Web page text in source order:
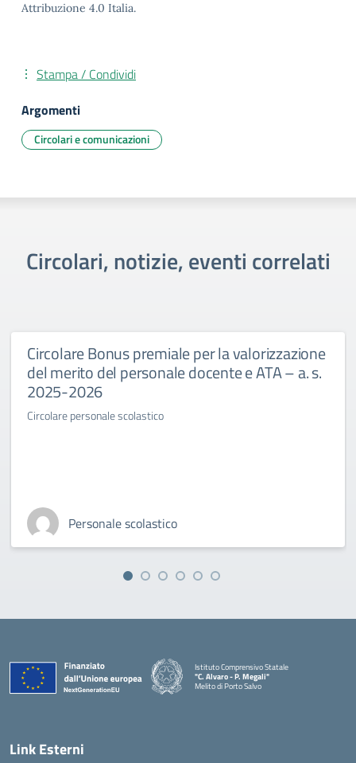
Attribuzione 4.0 Italia.
Stampa / Condividi
Argomenti
Circolari e comunicazioni
Circolari, notizie, eventi correlati
Circolare Bonus premiale per la valorizzazione
del merito del personale docente e ATA – a. s.
2025-2026
Circolare personale scolastico
Personale scolastico
Istituto Comprensivo Statale
"C. Alvaro - P. Megali"
Melito di Porto Salvo
Link Esterni